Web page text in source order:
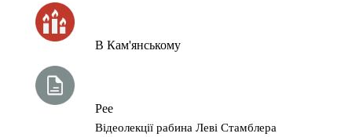
В Кам'янському
Рее
Відеолекції рабина Леві Стамблера